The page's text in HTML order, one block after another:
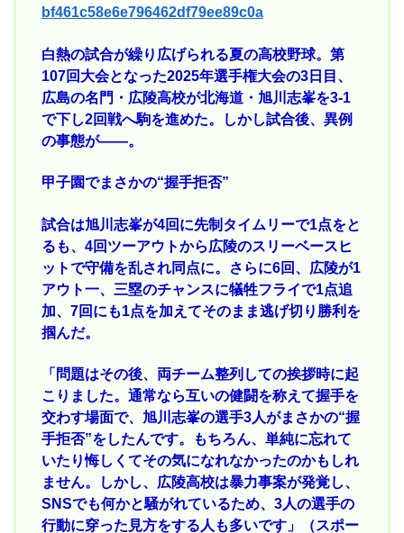
bf461c58e6e796462df79ee89c0a
白熱の試合が繰り広げられる夏の高校野球。第
107回大会となった2025年選手権大会の3日目、
広島の名門・広陵高校が北海道・旭川志峯を3-1
で下し2回戦へ駒を進めた。しかし試合後、異例
の事態が――。
甲子園でまさかの“握手拒否”
試合は旭川志峯が4回に先制タイムリーで1点をと
るも、4回ツーアウトから広陵のスリーベースヒ
ットで守備を乱され同点に。さらに6回、広陵が1
アウト一、三塁のチャンスに犠牲フライで1点追
加、7回にも1点を加えてそのまま逃げ切り勝利を
掴んだ。
「問題はその後、両チーム整列しての挨拶時に起
こりました。通常なら互いの健闘を称えて握手を
交わす場面で、旭川志峯の選手3人がまさかの“握
手拒否”をしたんです。もちろん、単純に忘れて
いたり悔しくてその気になれなかったのかもしれ
ません。しかし、広陵高校は暴力事案が発覚し、
SNSでも何かと騒がれているため、3人の選手の
行動に穿った見方をする人も多いです」（スポー